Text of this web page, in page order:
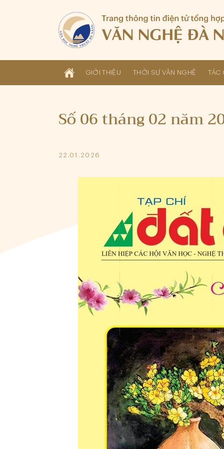
GIỚI THIỆU THỜI SỰ VĂN NGHỆ TÁC
Số 06 tháng 02 năm
22.01.2026